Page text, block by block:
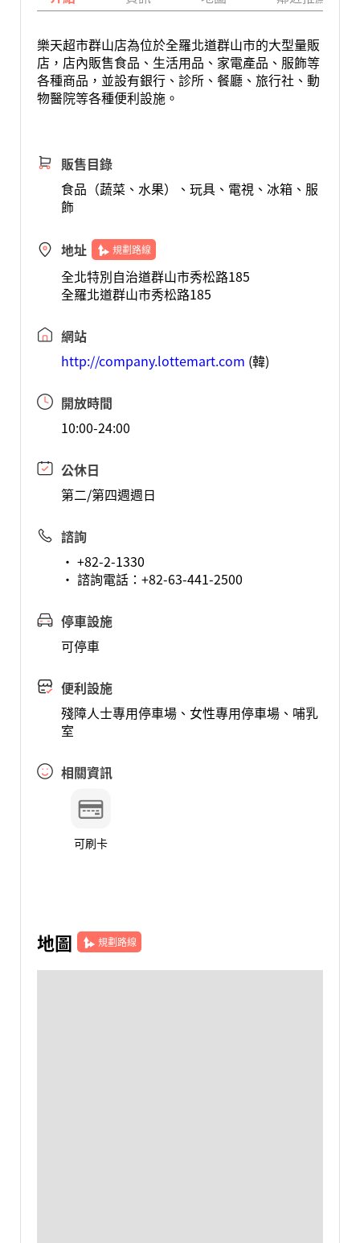
樂天超市群山店為位於全羅北道群山市的大型量販
店，店內販售食品、生活用品、家電產品、服飾等
各種商品，並設有銀行、診所、餐廳、旅行社、動
物醫院等各種便利設施。
販售目錄
食品（蔬菜、水果）、玩具、電視、冰箱、服
飾
地址 規劃路線
全北特別自治道群山市秀松路185
全羅北道群山市秀松路185
網站
http://company.lottemart.com (韓)
開放時間
10:00-24:00
公休日
第二/第四週週日
諮詢
· +82-2-1330
· 諮詢電話：+82-63-441-2500
停車設施
可停車
便利設施
殘障人士專用停車場、女性專用停車場、哺乳
室
相關資訊
可刷卡
地圖 規劃路線